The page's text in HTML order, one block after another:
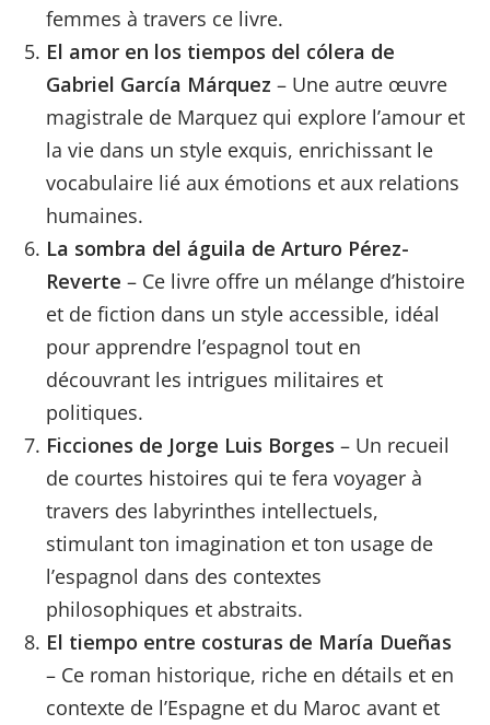
femmes à travers ce livre.
El amor en los tiempos del cólera de
Gabriel García Márquez – Une autre œuvre
magistrale de Marquez qui explore l’amour et
la vie dans un style exquis, enrichissant le
vocabulaire lié aux émotions et aux relations
humaines.
La sombra del águila de Arturo Pérez-
Reverte – Ce livre offre un mélange d’histoire
et de fiction dans un style accessible, idéal
pour apprendre l’espagnol tout en
découvrant les intrigues militaires et
politiques.
Ficciones de Jorge Luis Borges – Un recueil
de courtes histoires qui te fera voyager à
travers des labyrinthes intellectuels,
stimulant ton imagination et ton usage de
l’espagnol dans des contextes
philosophiques et abstraits.
El tiempo entre costuras de María Dueñas
– Ce roman historique, riche en détails et en
contexte de l’Espagne et du Maroc avant et